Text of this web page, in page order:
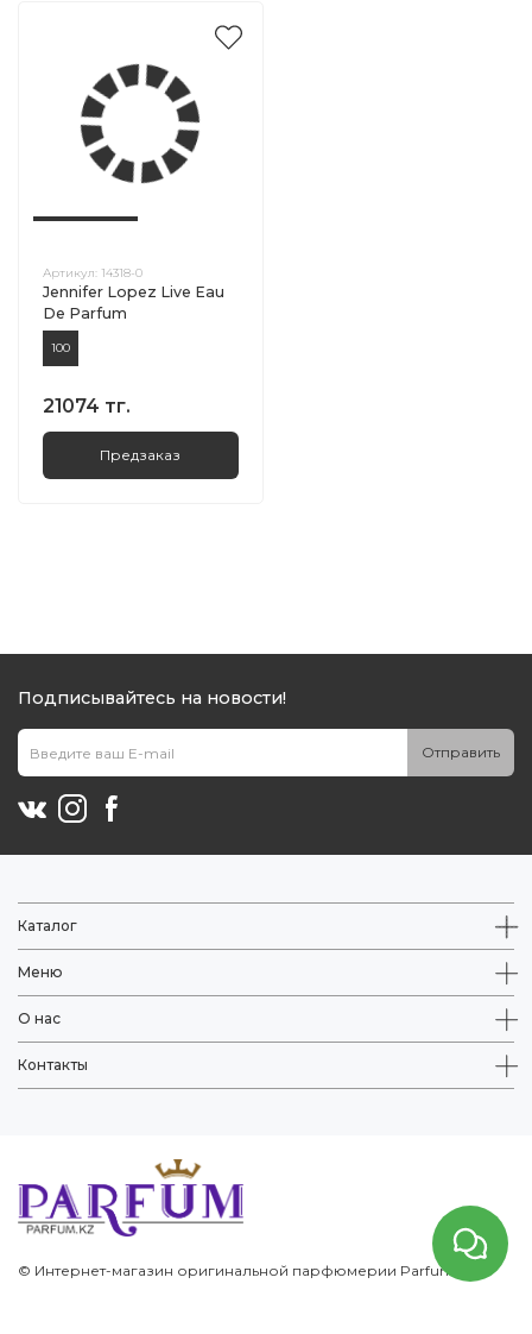
Артикул: 14318-0
Jennifer Lopez Live Eau
De Parfum
100
21074 тг.
Предзаказ
Подписывайтесь на новости!
Отправить
Каталог
Меню
О нас
Контакты
© Интернет-магазин оригинальной парфюмерии Parfum.kz